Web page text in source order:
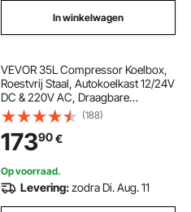
In winkelwagen
VEVOR 35L Compressor Koelbox,
Roestvrij Staal, Autokoelkast 12/24V
DC & 220V AC, Draagbare
Minikoelkast -20°C tot 20°C,
Geïsoleerde Box Ideaal voor Auto,
Vrachtwagen, Camper, Camping,
Vakantie
(188)
17390€
Op voorraad.
Levering:zodra Di. Aug. 11